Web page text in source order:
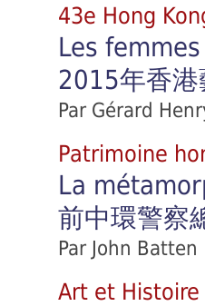
43e Hong
Les
2015年香
Par Gérard
Patrimoine
La
前中環警察
Par John Batten
Art et